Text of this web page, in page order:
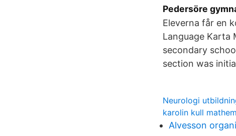
Pedersöre
Eleverna får en
Language Karta
secondary
section was
Neurologi
karolin kull mathem
Alvesson